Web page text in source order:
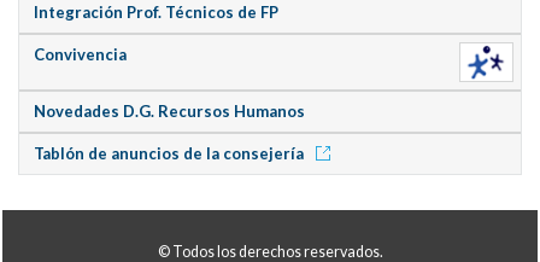
Integración Prof. Técnicos de FP
Convivencia
Novedades D.G. Recursos Humanos
Tablón de anuncios de la consejería
© Todos los derechos reservados.